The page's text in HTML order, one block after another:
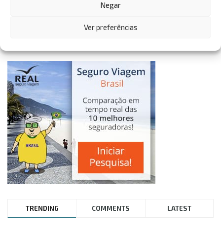
Negar
Ver preferências
TRENDING COMMENTS LATEST